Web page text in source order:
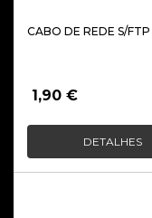
CABO DE REDE S/
1,90 €
DETALHES